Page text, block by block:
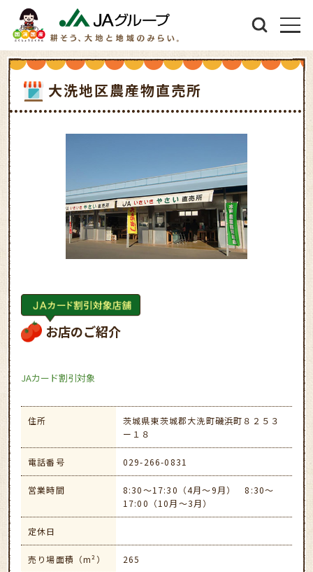
大洗地区農産物直売所
お店のご紹介
JAカード割引対象
住所
茨城県東茨城郡大洗町磯浜町８２５３
ー１８
電話番号 029-266-0831
営業時間
8:30～17:30（4月～9月） 8:30～
17:00（10月～3月）
定休日
売り場面積（m²） 265